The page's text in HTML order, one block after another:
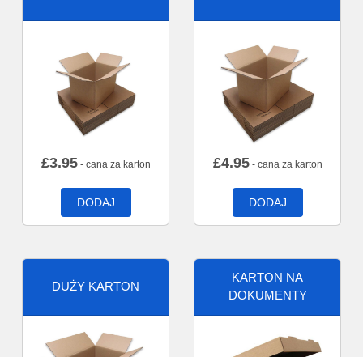
£3.95- cana za karton
DODAJ
£4.95- cana za karton
DODAJ
DUŻY KARTON
KARTON NA
DOKUMENTY